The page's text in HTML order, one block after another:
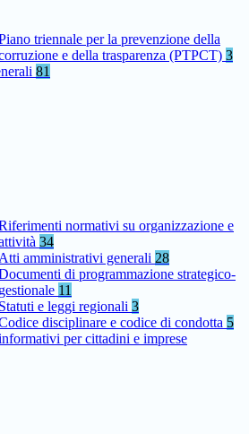
triennale per la prevenzione della
e della trasparenza (PTPCT) 3
81
normativi su organizzazione e
34
Atti amministrativi generali 28
di programmazione strategico-
gestionale 11
Statuti e leggi regionali 3
disciplinare e codice di condotta 5
per cittadini e imprese